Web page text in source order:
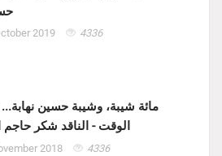
2019 4336
مائة شيبة، وشيبة حسين
الوقت - الناقد شكر
2018 4336